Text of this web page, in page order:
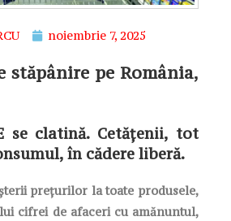
noiembrie 7, 2025
stăpânire pe România,
se clatină. Cetățenii, tot
în cădere liberă.
prețurilor la toate produsele,
cifrei de afaceri cu amănuntul,